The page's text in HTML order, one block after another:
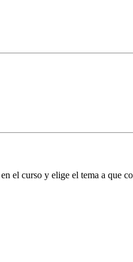
el curso y elige el tema a que